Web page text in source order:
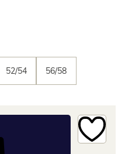
52/54 56/58